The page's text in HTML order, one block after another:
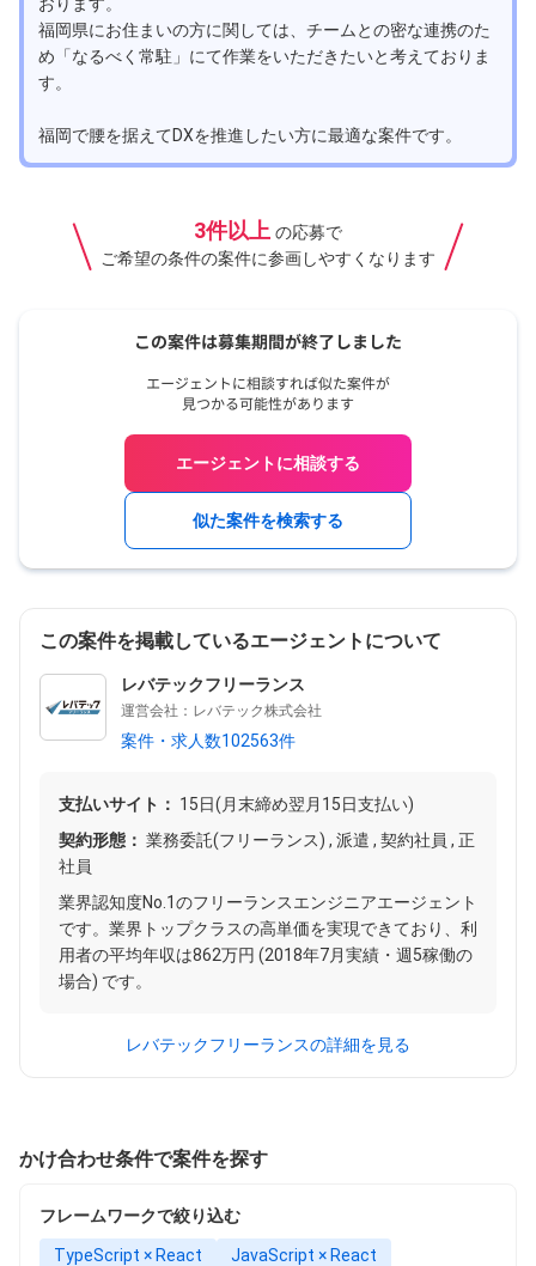
おります。
福岡県にお住まいの方に関しては、チームとの密な連携のた
め「なるべく常駐」にて作業をいただきたいと考えておりま
す。
福岡で腰を据えてDXを推進したい方に最適な案件です。
3件以上 の応募で
ご希望の条件の案件に参画しやすくなります
エージェントに相談する
似た案件を検索する
この案件を掲載しているエージェントについて
レバテックフリーランス
運営会社：レバテック株式会社
案件・求人数102563件
支払いサイト： 15日(月末締め翌月15日支払い)
契約形態： 業務委託(フリーランス) , 派遣 , 契約社員 , 正
社員
業界認知度No.1のフリーランスエンジニアエージェント
です。業界トップクラスの高単価を実現できており、利
用者の平均年収は862万円 (2018年7月実績・週5稼働の
場合) です。
レバテックフリーランスの詳細を見る
かけ合わせ条件で案件を探す
フレームワークで絞り込む
TypeScript × React
JavaScript × React